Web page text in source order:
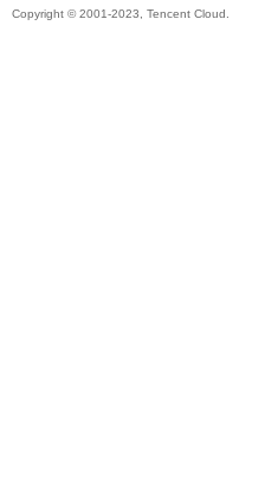
Copyright © 2001-2023, Tencent Cloud.